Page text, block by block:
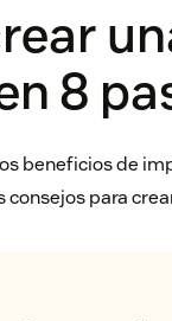
8
beneficios de
consejos para